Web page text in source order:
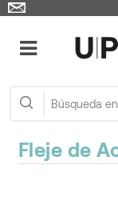
Fleje de